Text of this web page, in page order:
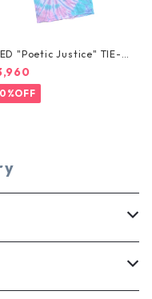
"Poetic Justice" TIE-D
TEE